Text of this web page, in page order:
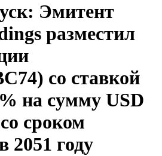
Эмитент
разместил
со ставкой
на сумму USD
сроком
2051 году